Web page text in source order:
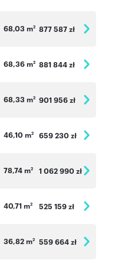
68,03 m2 877 587 zł
68,36 m2 881 844 zł
68,33 m2 901 956 zł
46,10 m2 659 230 zł
78,74 m2 1 062 990 zł
40,71 m2 525 159 zł
36,82 m2 559 664 zł